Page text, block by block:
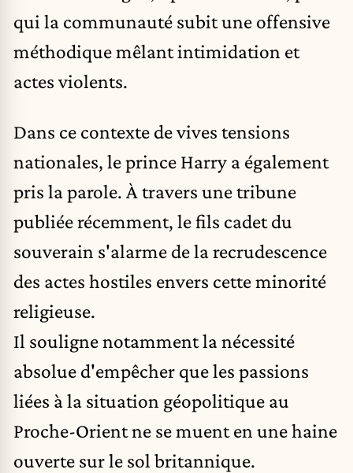
qui la communauté subit une offensive
méthodique mêlant intimidation et
actes violents.
Dans ce contexte de vives tensions
nationales, le prince Harry a également
pris la parole. À travers une tribune
publiée récemment, le fils cadet du
souverain s'alarme de la recrudescence
des actes hostiles envers cette minorité
religieuse.
Il souligne notamment la nécessité
absolue d'empêcher que les passions
liées à la situation géopolitique au
Proche-Orient ne se muent en une haine
ouverte sur le sol britannique.